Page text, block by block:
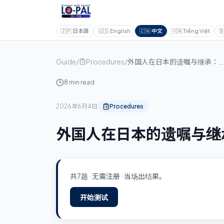
🇯🇵 日本語 🇺🇸 English 🇨🇳中文 🇻🇳Tiếng Việt
Guide/ Procedures/
8 min read
2026年6月4日 Procedures
外国人在日本的遗嘱与
共7题 · 无需注册 · 当场出结果。
开始测试